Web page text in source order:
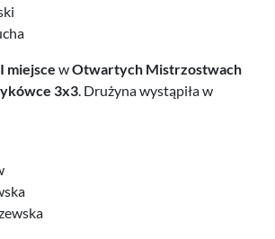
miejsce wOtwartych Mistrzostwach
3x3. Drużyna wystąpiła w